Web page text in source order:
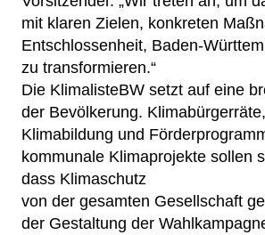
mit klaren Zielen, konkreten
Entschlossenheit, Baden-
zu transformieren.“
Die KlimalisteBW setzt auf eine
der Bevölkerung.
Klimabildung und
kommunale Klimaprojekte sollen
dass Klimaschutz
von der gesamten Gesellschaft
der Gestaltung der